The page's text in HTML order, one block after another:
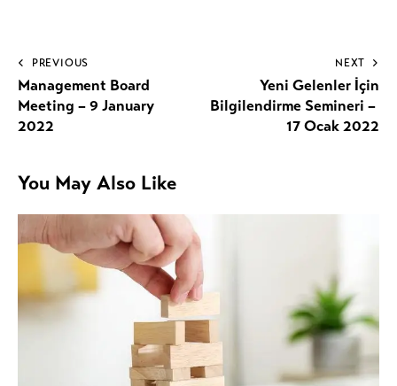
PREVIOUS
Management Board
Meeting – 9 January
2022
NEXT
Yeni Gelenler İçin
Bilgilendirme Semineri –
17 Ocak 2022
You May Also Like